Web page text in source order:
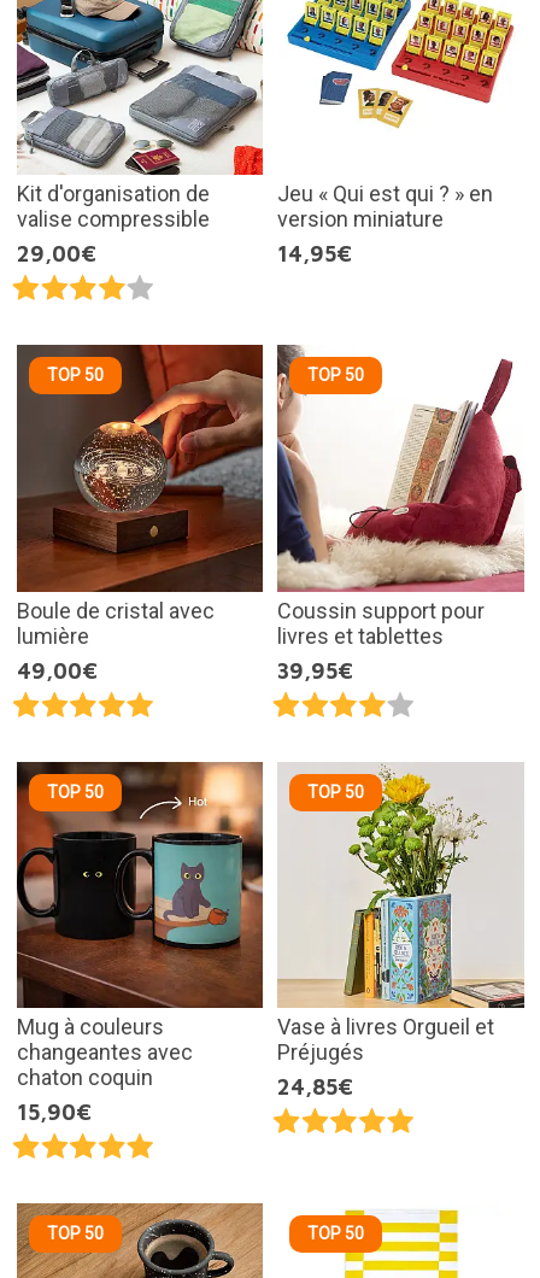
Kit d'organisation de
valise compressible
29,00€
Jeu « Qui est qui ? » en
version miniature
14,95€
TOP 50
Boule de cristal avec
lumière
49,00€
TOP 50
Coussin support pour
livres et tablettes
39,95€
TOP 50
Mug à couleurs
changeantes avec
chaton coquin
15,90€
TOP 50
Vase à livres Orgueil et
Préjugés
24,85€
TOP 50 TOP 50